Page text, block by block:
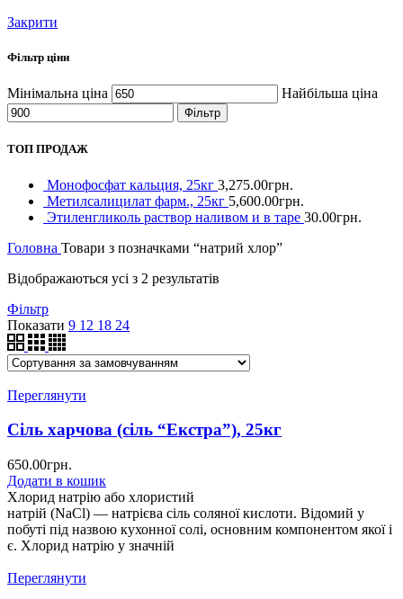
Закрити
Фільтр ціни
Мінімальна ціна Найбільша ціна
Фільтр
ТОП ПРОДАЖ
Монофосфат кальция, 25кг 3,275.00грн.
Метилсалицилат фарм., 25кг 5,600.00грн.
Этиленгликоль раствор наливом и в таре 30.00грн.
Головна Товари з позначками “натрий хлор”
Відображаються усі з 2 результатів
Фільтр
Показати 9 12 18 24
Переглянути
Сіль харчова (сіль “Екстра”), 25кг
650.00грн.
Додати в кошик
Хлорид натрію або хлористий
натрій (NaCl) — натрієва сіль соляної кислоти. Відомий у
побуті під назвою кухонної солі, основним компонентом якої і
є. Хлорид натрію у значній
Переглянути